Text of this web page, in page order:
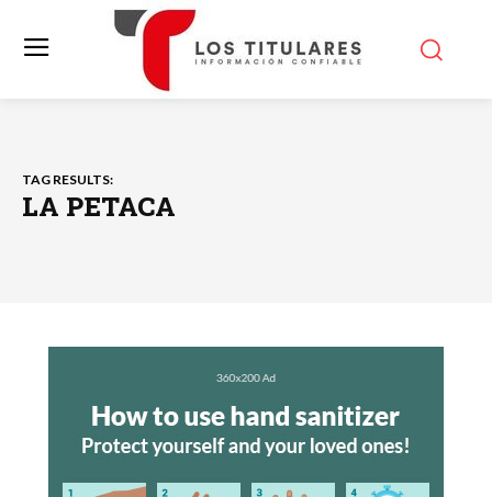
TAG RESULTS:
LA PETACA